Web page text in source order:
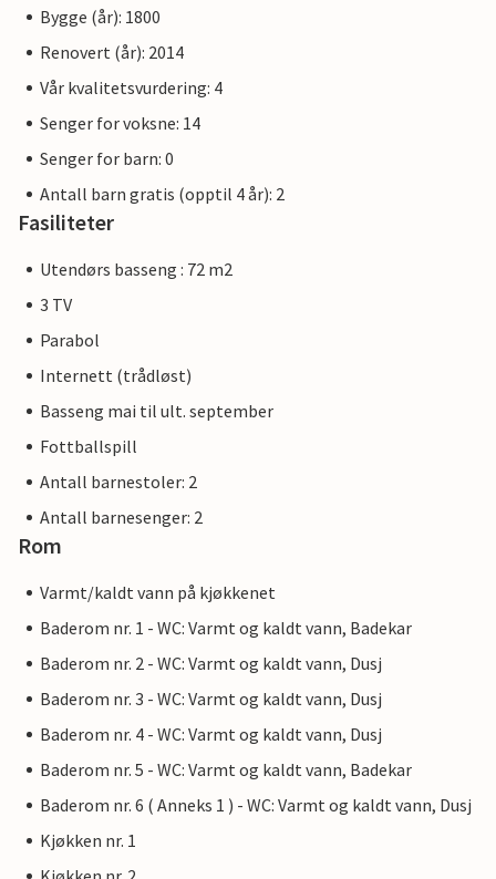
Bygge (år): 1800
Renovert (år): 2014
Vår kvalitetsvurdering: 4
Senger for voksne: 14
Senger for barn: 0
Antall barn gratis (opptil 4 år): 2
Fasiliteter
Utendørs basseng : 72 m2
3 TV
Parabol
Internett (trådløst)
Basseng mai til ult. september
Fottballspill
Antall barnestoler: 2
Antall barnesenger: 2
Rom
Varmt/kaldt vann på kjøkkenet
Baderom nr. 1 - WC: Varmt og kaldt vann, Badekar
Baderom nr. 2 - WC: Varmt og kaldt vann, Dusj
Baderom nr. 3 - WC: Varmt og kaldt vann, Dusj
Baderom nr. 4 - WC: Varmt og kaldt vann, Dusj
Baderom nr. 5 - WC: Varmt og kaldt vann, Badekar
Baderom nr. 6 ( Anneks 1 ) - WC: Varmt og kaldt vann, Dusj
Kjøkken nr. 1